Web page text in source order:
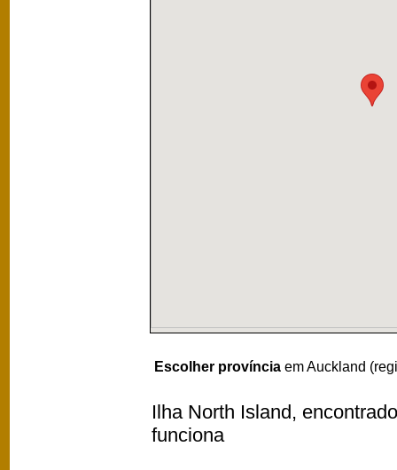
Escolher província em Auckland
Ilha North Island,
funciona